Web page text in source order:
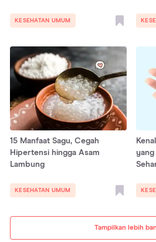
Tampilkan lebih
KESEHATAN UMUM
15 Manfaat Sagu, Cegah
Hipertensi hingga Asam
Lambung
KESEHATAN UMUM
yang